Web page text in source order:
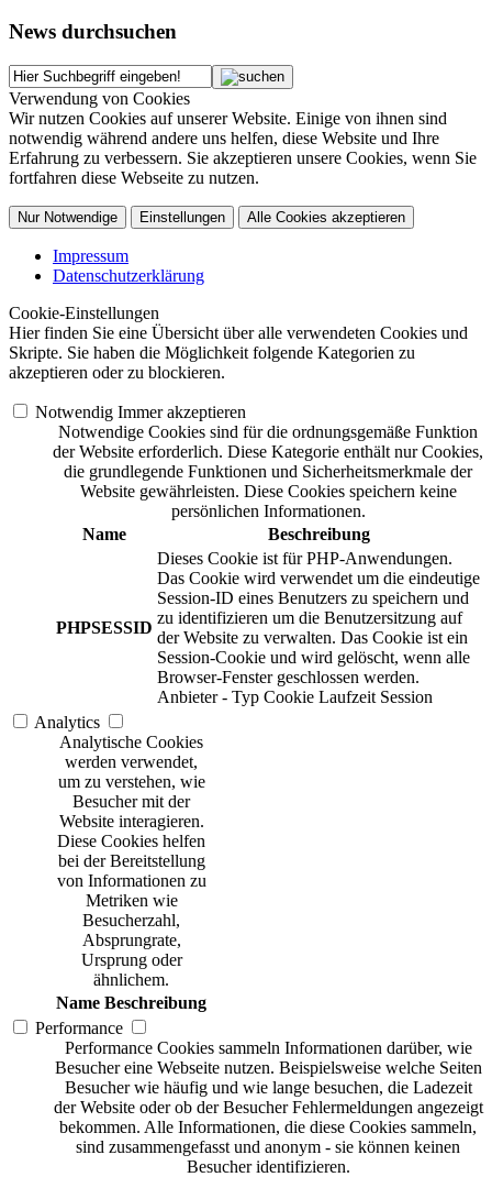
News durchsuchen
Verwendung von Cookies
Wir nutzen Cookies auf unserer Website. Einige von ihnen sind
notwendig während andere uns helfen, diese Website und Ihre
Erfahrung zu verbessern. Sie akzeptieren unsere Cookies, wenn Sie
fortfahren diese Webseite zu nutzen.
Nur Notwendige Einstellungen Alle Cookies akzeptieren
Impressum
Datenschutzerklärung
Cookie-Einstellungen
Hier finden Sie eine Übersicht über alle verwendeten Cookies und
Skripte. Sie haben die Möglichkeit folgende Kategorien zu
akzeptieren oder zu blockieren.
Notwendig Immer akzeptieren
Notwendige Cookies sind für die ordnungsgemäße Funktion
der Website erforderlich. Diese Kategorie enthält nur Cookies,
die grundlegende Funktionen und Sicherheitsmerkmale der
Website gewährleisten. Diese Cookies speichern keine
persönlichen Informationen.
Name
Beschreibung
PHPSESSID
Dieses Cookie ist für PHP-Anwendungen.
Das Cookie wird verwendet um die eindeutige
Session-ID eines Benutzers zu speichern und
zu identifizieren um die Benutzersitzung auf
der Website zu verwalten. Das Cookie ist ein
Session-Cookie und wird gelöscht, wenn alle
Browser-Fenster geschlossen werden.
Anbieter - Typ Cookie Laufzeit Session
Analytics
Analytische Cookies
werden verwendet,
um zu verstehen, wie
Besucher mit der
Website interagieren.
Diese Cookies helfen
bei der Bereitstellung
von Informationen zu
Metriken wie
Besucherzahl,
Absprungrate,
Ursprung oder
ähnlichem.
Name Beschreibung
Performance
Performance Cookies sammeln Informationen darüber, wie
Besucher eine Webseite nutzen. Beispielsweise welche Seiten
Besucher wie häufig und wie lange besuchen, die Ladezeit
der Website oder ob der Besucher Fehlermeldungen angezeigt
bekommen. Alle Informationen, die diese Cookies sammeln,
sind zusammengefasst und anonym - sie können keinen
Besucher identifizieren.